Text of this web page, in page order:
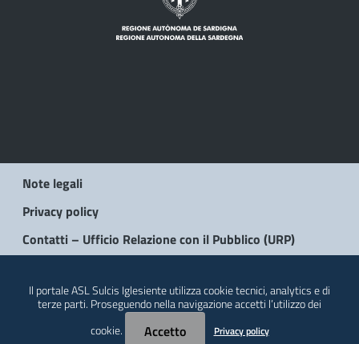
Note legali
Privacy policy
Contatti – Ufficio Relazione con il Pubblico (URP)
Il portale ASL Sulcis Iglesiente utilizza cookie tecnici, analytics e di
terze parti. Proseguendo nella navigazione accetti l’utilizzo dei
cookie.
Accetto Privacy policy